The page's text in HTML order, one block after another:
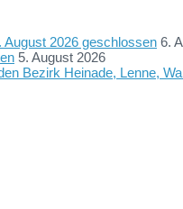
2026 geschlossen 6.
5. August 2026
Bezirk Heinade, Lenne,